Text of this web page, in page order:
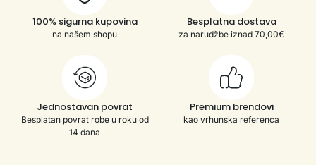
100% sigurna kupovina
na našem shopu
Besplatna dostava
za narudžbe iznad 70,00€
Jednostavan povrat
Besplatan povrat robe u roku od
14 dana
Premium brendovi
kao vrhunska referenca